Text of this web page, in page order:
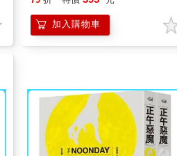
加入購物車